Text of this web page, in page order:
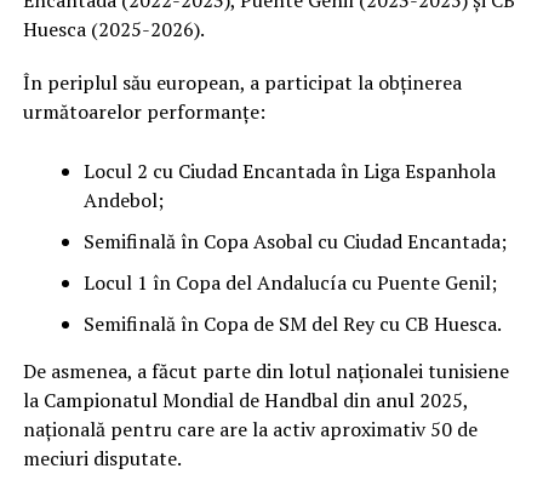
Huesca (2025-2026).
În periplul său european, a participat la obținerea
următoarelor performanțe:
Locul 2 cu Ciudad Encantada în Liga Espanhola
Andebol;
Semifinală în Copa Asobal cu Ciudad Encantada;
Locul 1 în Copa del Andalucía cu Puente Genil;
Semifinală în Copa de SM del Rey cu CB Huesca.
De asmenea, a făcut parte din lotul naționalei tunisiene
la Campionatul Mondial de Handbal din anul 2025,
națională pentru care are la activ aproximativ 50 de
meciuri disputate.